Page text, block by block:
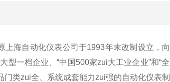
上海自动化仪表公司于1993年末改制设立，
型一档企业、“中国500家zui大工业企业”和“
类zui全、系统成套能力zui强的自动化仪表制